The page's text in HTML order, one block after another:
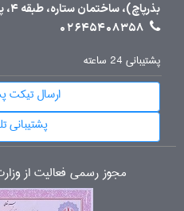
بذرپاچ)، ساختمان ستاره، طبقه 4، پلاک 6
02645408358
پشتیبانی 24 ساعته
ارسال تیکت
پشتیبانی
مجوز رسمی فعالیت از